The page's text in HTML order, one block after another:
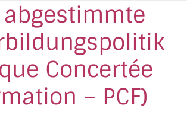
abgestimmte
Concertée
– PCF)